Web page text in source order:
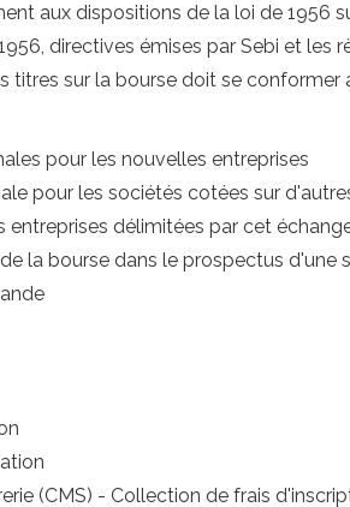
aux dispositions de la loi de 1956
directives émises par Sebi et
titres sur la bourse doit se
pour les nouvelles entreprises
pour les sociétés cotées sur
entreprises délimitées par cet
la bourse dans le prospectus d'une
(CMS) - Collection de frais